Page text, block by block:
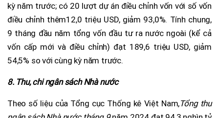
kỳ năm trước; có 20 lượt dự án điều chỉnh vốn với số vốn
điều chỉnh thêm12,0 triệu USD, giảm 93,0%. Tính chung,
9 tháng đầu năm tổng vốn đầu tư ra nước ngoài (kể cả
vốn cấp mới và điều chỉnh) đạt 189,6 triệu USD, giảm
54,5% so với cùng kỳ năm trước.
8. Thu, chi ngân sách Nhà nước
Theo số liệu của Tổng cục Thống kê Việt Nam,Tổng thu